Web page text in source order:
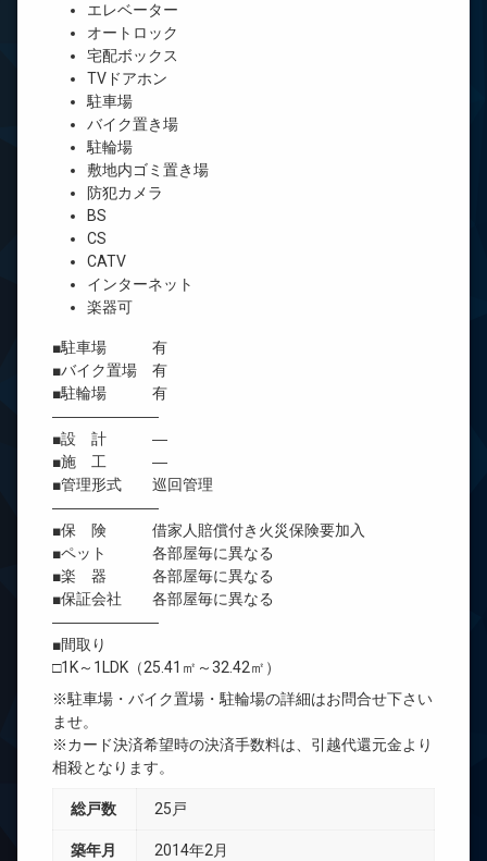
エレベーター
オートロック
宅配ボックス
TVドアホン
駐車場
バイク置き場
駐輪場
敷地内ゴミ置き場
防犯カメラ
BS
CS
CATV
インターネット
楽器可
■駐車場 有
■バイク置場 有
■駐輪場 有
―――――――
■設 計 ―
■施 工 ―
■管理形式 巡回管理
―――――――
■保 険 借家人賠償付き火災保険要加入
■ペット 各部屋毎に異なる
■楽 器 各部屋毎に異なる
■保証会社 各部屋毎に異なる
―――――――
■間取り
□1K～1LDK（25.41㎡～32.42㎡）
※駐車場・バイク置場・駐輪場の詳細はお問合せ下さい
ませ。
※カード決済希望時の決済手数料は、引越代還元金より
相殺となります。
総戸数 25戸
築年月 2014年2月